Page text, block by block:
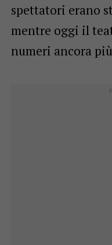
spettatori erano
mentre oggi il
numeri ancora